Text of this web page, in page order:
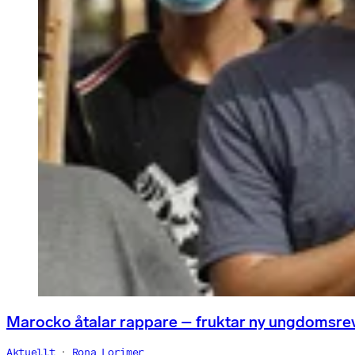
Marocko åtalar rappare – fruktar ny